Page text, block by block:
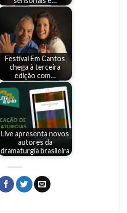
Festival Em Cantos
chega à terceira
edição com…
Live apresenta novos
autores da
dramaturgia brasileira